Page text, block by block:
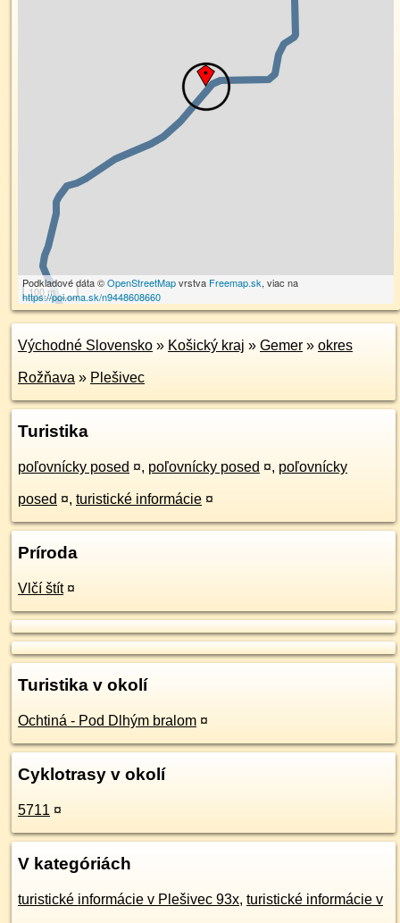
100 m
Podkladové dáta ©OpenStreetMapvrstva Freemap.sk, viac na
https://poi.oma.sk/n9448608660
Východné Slovensko » Košický kraj » Gemer » okres
Rožňava » Plešivec
Turistika
poľovnícky posed ¤, poľovnícky posed ¤, poľovnícky
posed ¤, turistické informácie ¤
Príroda
Vlčí štít ¤
Turistika v okolí
Ochtiná - Pod Dlhým bralom ¤
Cyklotrasy v okolí
5711 ¤
V kategóriách
turistické informácie v Plešivec 93x, turistické informácie v